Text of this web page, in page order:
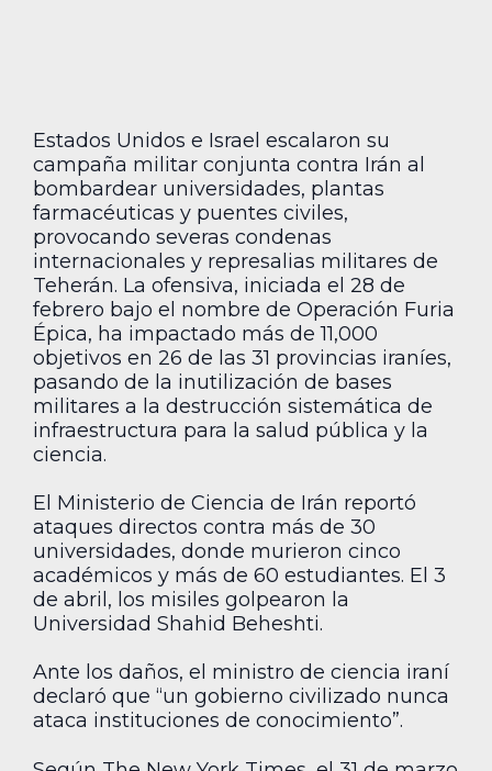
Estados Unidos e Israel escalaron su
campaña militar conjunta contra Irán al
bombardear universidades, plantas
farmacéuticas y puentes civiles,
provocando severas condenas
internacionales y represalias militares de
Teherán. La ofensiva, iniciada el 28 de
febrero bajo el nombre de Operación Furia
Épica, ha impactado más de 11,000
objetivos en 26 de las 31 provincias iraníes,
pasando de la inutilización de bases
militares a la destrucción sistemática de
infraestructura para la salud pública y la
ciencia.
El Ministerio de Ciencia de Irán reportó
ataques directos contra más de 30
universidades, donde murieron cinco
académicos y más de 60 estudiantes. El 3
de abril, los misiles golpearon la
Universidad Shahid Beheshti.
Ante los daños, el ministro de ciencia iraní
declaró que “un gobierno civilizado nunca
ataca instituciones de conocimiento”.